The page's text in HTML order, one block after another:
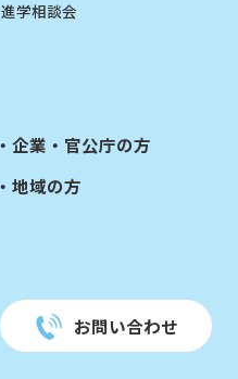
進学相談会
企業・官公庁の方
地域の方
お問い合わせ